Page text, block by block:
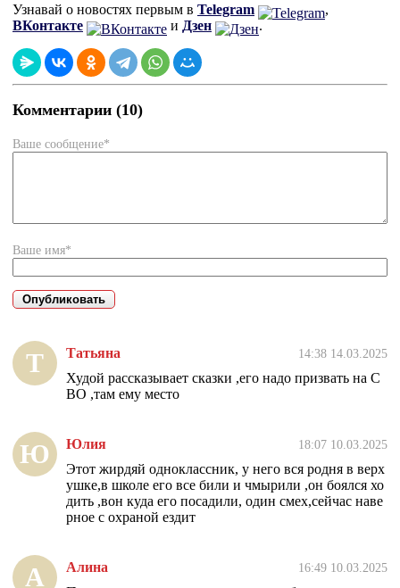
Узнавай о новостях первым в Telegram
,
ВКонтакте
и Дзен .
Комментарии (10)
Ваше сообщение*
Ваше имя*
Т Татьяна 14:38 14.03.2025
Худой рассказывает сказки ,его надо призвать на С
ВО ,там ему место
Ю Юлия 18:07 10.03.2025
Этот жирдяй одноклассник, у него вся родня в верх
ушке,в школе его все били и чмырили ,он боялся хо
дить ,вон куда его посадили, один смех,сейчас наве
рное с охраной ездит
А Алина 16:49 10.03.2025